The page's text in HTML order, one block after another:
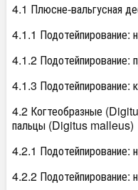
4.1 Плюсне-вальгусная
4.1.1
4.1.2
4.1.3
4.2 Когтеобразные
пальцы (Digitus malleus)
4.2.1
4.2.2